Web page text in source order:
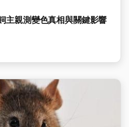
主親測變色真相與關鍵影響